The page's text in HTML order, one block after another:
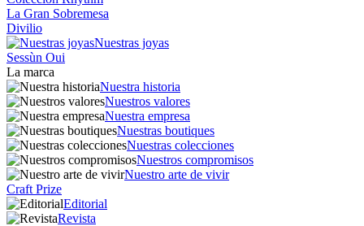
La Gran Sobremesa
Divilio
Nuestras joyas
Sessùn Oui
La marca
Nuestra historia
Nuestros valores
Nuestra empresa
Nuestras boutiques
Nuestras colecciones
Nuestros compromisos
Nuestro arte de vivir
Craft Prize
Editorial
Revista